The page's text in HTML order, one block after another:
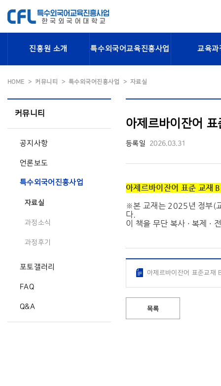
진흥원 소개 특수외국어교육진흥사업 교육과
HOME 커뮤니티 특수외국어진흥사업 자료실
커뮤니티
공지사항
언론보도
특수외국어진흥사업
자료실
과정소식
과정후기
포토갤러리
FAQ
Q&A
아제르바이잔어
등록일 2026.03.31
아제르바이잔어 표준 교재
※본 교재는 2025년 정부(
다.
이 책을 무단 복사 · 복제 ·
아제르바이잔어 표준교재
목록